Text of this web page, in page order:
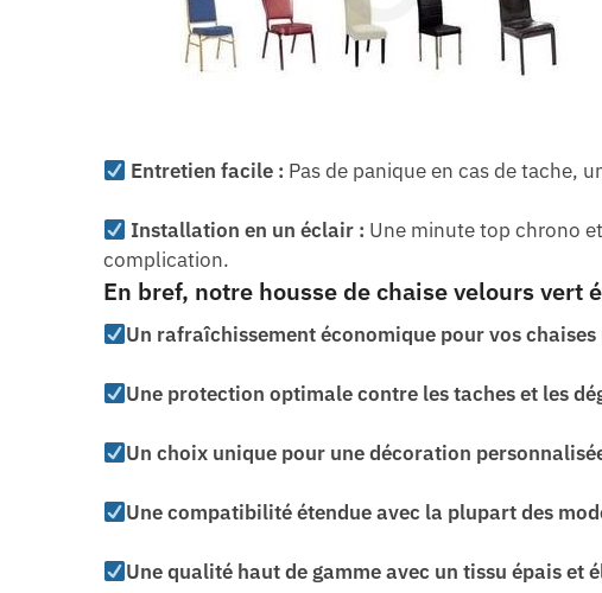
Entretien facile : Pas de panique en cas de tache,
Installation en un éclair : Une minute top chrono
complication.
En bref, notre housse de chaise velours vert
Un rafraîchissement économique pour vos chaises
Une protection optimale contre les taches et les
Un choix unique pour une décoration
Une compatibilité étendue avec la plupart des
Une qualité haut de gamme avec un tissu épais et